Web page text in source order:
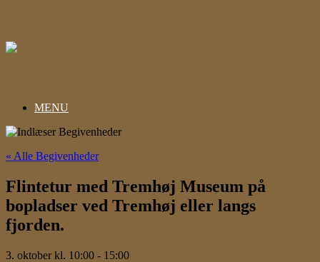
MENU
« Alle Begivenheder
Flintetur med Tremhøj Museum på
bopladser ved Tremhøj eller langs
fjorden.
3. oktober kl. 10:00 - 15:00